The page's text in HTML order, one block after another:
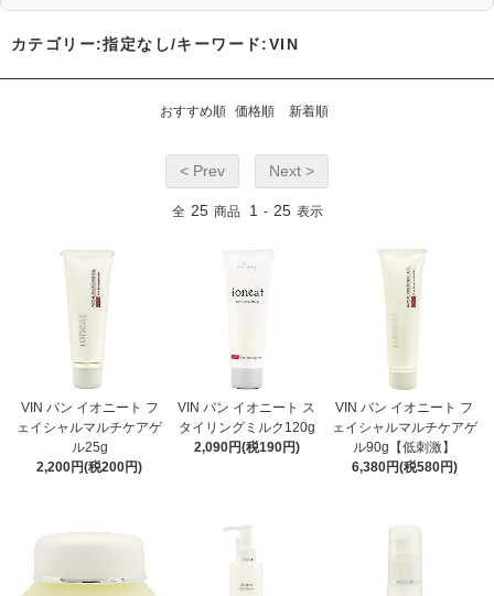
カテゴリー:指定なし/キーワード:VIN
おすすめ順 価格順 新着順
< Prev Next >
全 25 商品 1 - 25 表示
VIN バン イオニート フ
ェイシャルマルチケアゲ
ル25g
2,200円(税200円)
VIN バン イオニート ス
タイリングミルク120g
2,090円(税190円)
VIN バン イオニート フ
ェイシャルマルチケアゲ
ル90g【低刺激】
6,380円(税580円)